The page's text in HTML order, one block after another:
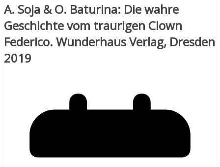
A. Soja & O. Baturina: Die wahre
Geschichte vom traurigen Clown
Federico. Wunderhaus Verlag, Dresden
2019